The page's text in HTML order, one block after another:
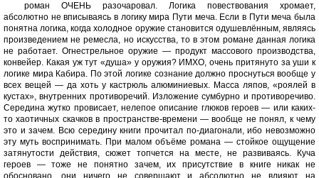
роман ОЧЕНЬ разочаровал. Логика повествования хромает,
абсолютно не вписываясь в логику мира Пути меча. Если в Пути меча была
понятна логика, когда холодное оружие становится одушевлённым, являясь
произведением не ремесла, но искусства, то в этом романе данная логика
не работает. Огнестрельное оружие — продукт массового производства,
конвейер. Какая уж тут «душа» у оружия? ИМХО, очень притянуто за уши к
логике мира Кабира. По этой логике сознание должно проснуться вообще у
всех вещей — да хоть у кастрюль алюминиевых. Масса ляпов, «роялей в
кустах», внутренних противоречий. Изложение сумбурно и противоречиво.
Середина жутко провисает, нелепое описание глюков героев — или каких-
то хаотичных скачков в пространстве-времени — вообще не понял, к чему
это и зачем. Всю середину книги прочитал по-диагонали, ибо невозможно
эту муть воспринимать. При малом объёме романа — стойкое ощущение
затянутости действия, сюжет топчется на месте, не развиваясь. Куча
героев — тоже не понятно зачем, их присутствие в книге никак не
обосновано, они ничего не совершают и абсолютно не влияют на